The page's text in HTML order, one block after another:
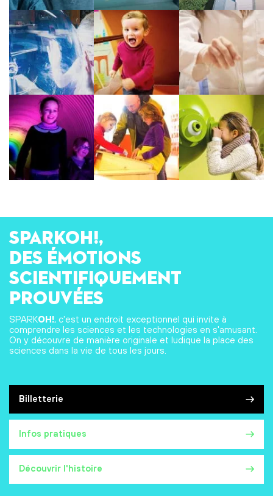
Billetterie
Infos pratiques
Découvrir l'histoire
SPARKOH!,
des émotions
scientifiquement
prouvées
SPARKOH!, c'est un endroit exceptionnel qui invite à
comprendre les sciences et les technologies en s'amusant.
On y découvre de manière originale et ludique la place des
sciences dans la vie de tous les jours.